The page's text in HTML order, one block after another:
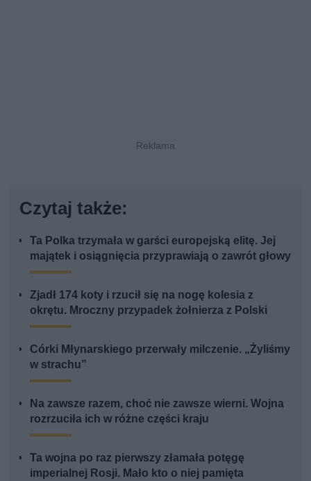
Czytaj także:
Ta Polka trzymała w garści europejską elitę. Jej
majątek i osiągnięcia przyprawiają o zawrót głowy
Zjadł 174 koty i rzucił się na nogę kolesia z
okrętu. Mroczny przypadek żołnierza z Polski
Córki Młynarskiego przerwały milczenie. „Żyliśmy
w strachu”
Na zawsze razem, choć nie zawsze wierni. Wojna
rozrzuciła ich w różne części kraju
Ta wojna po raz pierwszy złamała potęgę
imperialnej Rosji. Mało kto o niej pamięta